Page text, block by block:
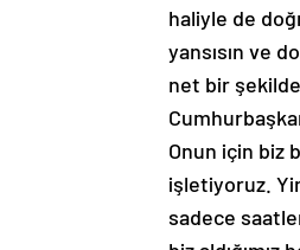
haliyle de
yansısın ve
net bir
Onun için biz
işletiyoruz.
sadece